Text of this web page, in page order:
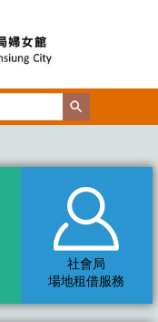
搜尋
社會局
場地租借服務